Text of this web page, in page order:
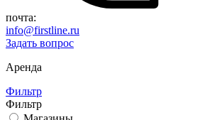
почта:
info@firstline.ru
Задать вопрос
Аренда
Фильтр
Фильтр